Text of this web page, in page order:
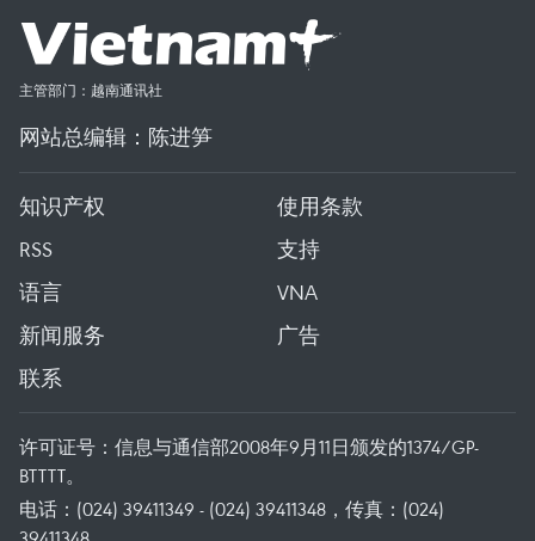
主管部门：越南通讯社
网站总编辑：陈进笋
知识产权
使用条款
RSS
支持
语言
VNA
新闻服务
广告
联系
许可证号：信息与通信部2008年9月11日颁发的1374/GP-
BTTTT。
电话：(024) 39411349 - (024) 39411348，传真：(024)